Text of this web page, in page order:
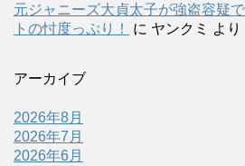
元ジャニーズ大貞太子が強盗容疑
トの忖度っぷり！
に ヤンクミ より
アーカイブ
2026年8月
2026年7月
2026年6月